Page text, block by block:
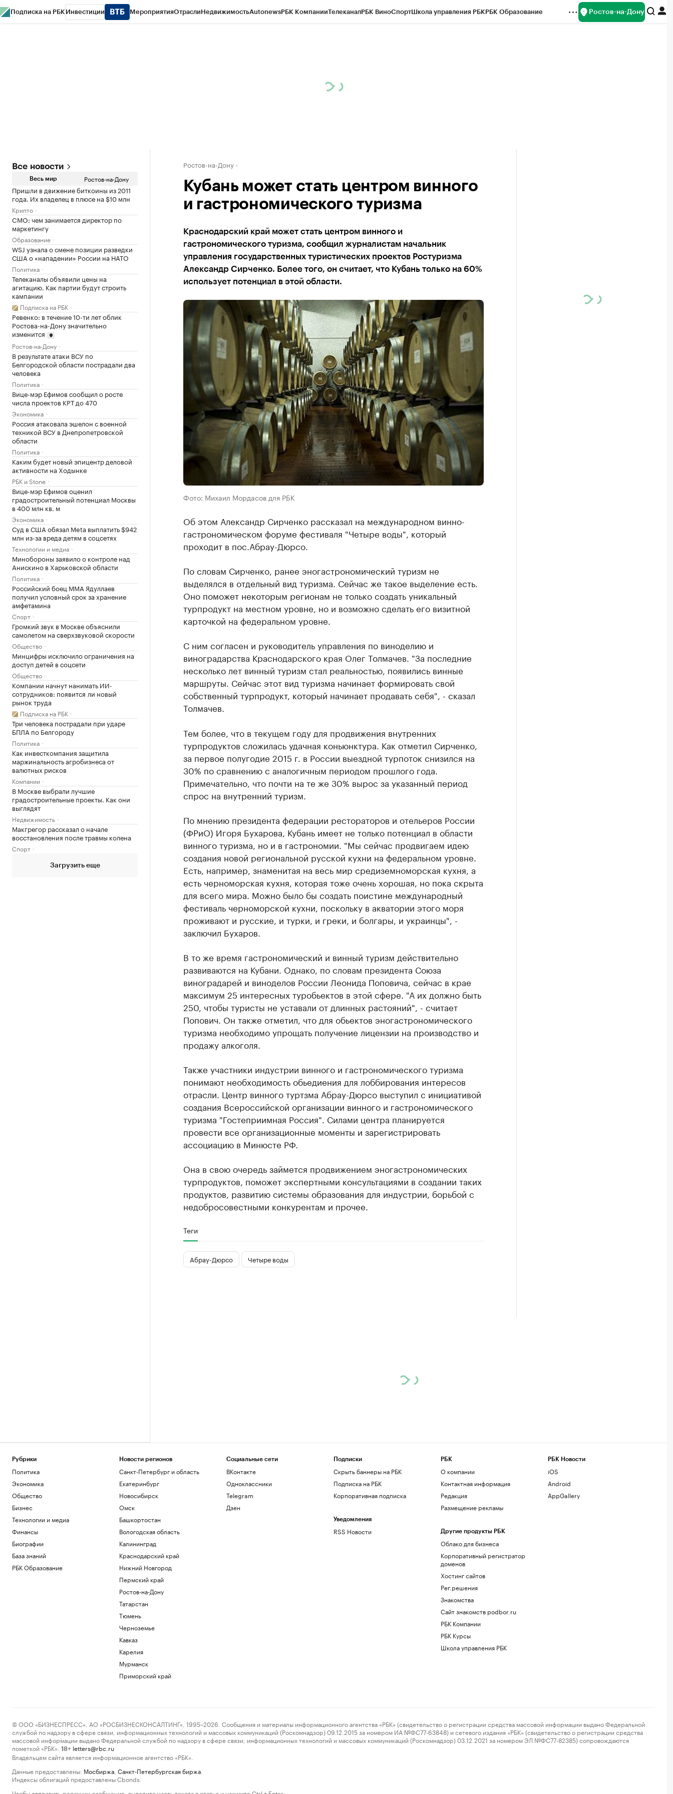
Подписка на РБК Инвестиции МероприятияОтраслиНедвижимостьAutonewsРБК КомпанииТелеканалРБК ВиноСпортШкола управления РБКРБК Образование Ростов-на-Дону
Все новости
Весь мир Ростов-на-Дону
Пришли в движение биткоины из 2011
года. Их владелец в плюсе на $10 млн
Крипто
CMO: чем занимается директор по
маркетингу
Образование
WSJ узнала о смене позиции разведки
США о «нападении» России на НАТО
Политика
Телеканалы объявили цены на
агитацию. Как партии будут строить
кампании
Подписка на РБК
Ревенко: в течение 10-ти лет облик
Ростова-на-Дону значительно
изменится
Ростов-на-Дону
В результате атаки ВСУ по
Белгородской области пострадали два
человека
Политика
Вице-мэр Ефимов сообщил о росте
числа проектов КРТ до 470
Экономика
Россия атаковала эшелон с военной
техникой ВСУ в Днепропетровской
области
Политика
Каким будет новый эпицентр деловой
активности на Ходынке
РБК и Stone
Вице-мэр Ефимов оценил
градостроительный потенциал Москвы
в 400 млн кв. м
Экономика
Суд в США обязал Meta выплатить $942
млн из-за вреда детям в соцсетях
Технологии и медиа
Минобороны заявило о контроле над
Анискино в Харьковской области
Политика
Российский боец ММА Ядуллаев
получил условный срок за хранение
амфетамина
Спорт
Громкий звук в Москве объяснили
самолетом на сверхзвуковой скорости
Общество
Минцифры исключило ограничения на
доступ детей в соцсети
Общество
Компании начнут нанимать ИИ-
сотрудников: появится ли новый
рынок труда
Подписка на РБК
Три человека пострадали при ударе
БПЛА по Белгороду
Политика
Как инвесткомпания защитила
маржинальность агробизнеса от
валютных рисков
Компании
В Москве выбрали лучшие
градостроительные проекты. Как они
выглядят
Недвижимость
Макгрегор рассказал о начале
восстановления после травмы колена
Спорт
Загрузить еще
Ростов-на-Дону
Кубань может стать центром винного
и гастрономического туризма
Краснодарский край может стать центром винного и
гастрономического туризма, сообщил журналистам начальник
управления государственных туристических проектов Ростуризма
Александр Сирченко. Более того, он считает, что Кубань только на 60%
использует потенциал в этой области.
Фото: Михаил Мордасов для РБК
Об этом Александр Сирченко рассказал на международном винно-
гастрономическом форуме фестиваля "Четыре воды", который
проходит в пос.Абрау-Дюрсо.
По словам Сирченко, ранее эногастрономический туризм не
выделялся в отдельный вид туризма. Сейчас же такое выделение есть.
Оно поможет некоторым регионам не только создать уникальный
турпродукт на местном уровне, но и возможно сделать его визитной
карточкой на федеральном уровне.
С ним согласен и руководитель управления по виноделию и
виноградарства Краснодарского края Олег Толмачев. "За последние
несколько лет винный туризм стал реальностью, появились винные
маршруты. Сейчас этот вид туризма начинает формировать свой
собственный турпродукт, который начинает продавать себя", - сказал
Толмачев.
Тем более, что в текущем году для продвижения внутренних
турпродуктов сложилась удачная коньюнктура. Как отметил Сирченко,
за первое полугодие 2015 г. в России выездной турпоток снизился на
30% по сравнению с аналогичным периодом прошлого года.
Примечательно, что почти на те же 30% вырос за указанный период
спрос на внутренний туризм.
По мнению президента федерации рестораторов и отельеров России
(ФРиО) Игоря Бухарова, Кубань имеет не только потенциал в области
винного туризма, но и в гастрономии. "Мы сейчас продвигаем идею
создания новой региональной русской кухни на федеральном уровне.
Есть, например, знаменитая на весь мир средиземноморская кухня, а
есть черноморская кухня, которая тоже очень хорошая, но пока скрыта
для всего мира. Можно было бы создать поистине международный
фестиваль черноморской кухни, поскольку в акватории этого моря
проживают и русские, и турки, и греки, и болгары, и украинцы", -
заключил Бухаров.
В то же время гастрономический и винный туризм действительно
развиваются на Кубани. Однако, по словам президента Союза
виноградарей и виноделов России Леонида Поповича, сейчас в крае
максимум 25 интересных туробьектов в этой сфере. "А их должно быть
250, чтобы туристы не уставали от длинных растояний", - считает
Попович. Он также отметил, что для обьектов эногастрономического
туризма необходимо упрощать получение лицензии на производство и
продажу алкоголя.
Также участники индустрии винного и гастрономического туризма
понимают необходимость обьедиения для лоббирования интересов
отрасли. Центр винного туртзма Абрау-Дюрсо выступил с инициативой
создания Всероссийской организации винного и гастрономического
туризма "Гостеприимная Россия". Силами центра планируется
провести все организационные моменты и зарегистрировать
ассоциацию в Минюсте РФ.
Она в свою очередь займется продвижением эногастрономических
турпродуктов, поможет экспертными консультациями в создании таких
продуктов, развитию системы образования для индустрии, борьбой с
недобросовестными конкурентам и прочее.
Теги
Абрау-Дюрсо Четыре воды
Рубрики
Политика
Экономика
Общество
Бизнес
Технологии и медиа
Финансы
Биографии
База знаний
РБК Образование
Новости регионов
Санкт-Петербург и область
Екатеринбург
Новосибирск
Омск
Башкортостан
Вологодская область
Калининград
Краснодарский край
Нижний Новгород
Пермский край
Ростов-на-Дону
Татарстан
Тюмень
Черноземье
Кавказ
Карелия
Мурманск
Приморский край
Социальные сети
ВКонтакте
Одноклассники
Telegram
Дзен
Подписки
Скрыть баннеры на РБК
Подписка на РБК
Корпоративная подписка
Уведомления
RSS Новости
РБК
О компании
Контактная информация
Редакция
Размещение рекламы
Другие продукты РБК
Облако для бизнеса
Корпоративный регистратор
доменов
Хостинг сайтов
Рег.решения
Знакомства
Сайт знакомств podbor.ru
РБК Компании
РБК Курсы
Школа управления РБК
РБК Новости
iOS
Android
AppGallery
© ООО «БИЗНЕСПРЕСС», АО «РОСБИЗНЕСКОНСАЛТИНГ», 1995–2026. Сообщения и материалы информационного агентства «РБК» (свидетельство о регистрации средства массовой информации выдано Федеральной
службой по надзору в сфере связи, информационных технологий и массовых коммуникаций (Роскомнадзор) 09.12.2015 за номером ИА №ФС77-63848) и сетевого издания «РБК» (свидетельство о регистрации средства
массовой информации выдано Федеральной службой по надзору в сфере связи, информационных технологий и массовых коммуникаций (Роскомнадзор) 03.12.2021 за номером ЭЛ №ФС77-82385) сопровождаются
пометкой «РБК».
18+ letters@rbc.ru
Владельцем сайта является информационное агентство «РБК».
Данные предоставлены: Мосбиржа Санкт-Петербургская биржа
Индексы облигаций предоставлены Cbonds.